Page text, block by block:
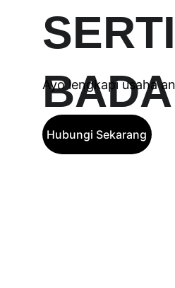
Ayo lengkapi usaha
Hubungi Sekarang